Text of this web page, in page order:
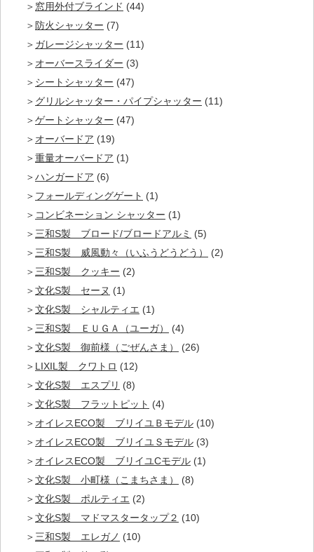
窓用外付ブラインド (44)
防火シャッター (7)
ガレージシャッター (11)
オーバースライダー (3)
シートシャッター (47)
グリルシャッター・パイプシャッター (11)
ゲートシャッター (47)
オーバードア (19)
重量オーバードア (1)
ハンガードア (6)
フォールディングゲート (1)
コンビネーション シャッター (1)
三和S製 ブロード/ブロードアルミ (5)
三和S製 威風動々（いふうどうどう）
(2)
三和S製 クッキー (2)
文化S製 セーヌ (1)
文化S製 シャルティエ (1)
三和S製 ＥＵＧＡ（ユーガ）
(4)
文化S製 御前様（ごぜんさま）
(26)
LIXIL製 クワトロ (12)
文化S製 エスプリ (8)
文化S製 フラットピット (4)
オイレスECO製 ブリイユＢモデル (10)
オイレスECO製 ブリイユＳモデル (3)
オイレスECO製 ブリイユCモデル (1)
文化S製 小町様（こまちさま）
(8)
文化S製 ポルティエ (2)
文化S製 マドマスタータップ２ (10)
三和S製 エレガノ (10)